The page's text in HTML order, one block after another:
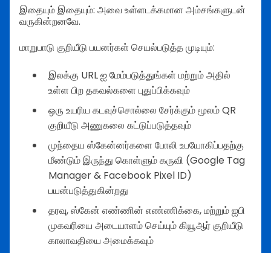
இதையும் இதையும்: அவை உள்ளடக்கமான அம்சங்களுடன்
வருகின்றனவே.
மாறுபாடு குறியீடு பயனர்கள் செயல்படுத்த முடியும்:
இலக்கு URL ஐ மேம்படுத்துங்கள் மற்றும் அதில்
உள்ள பிற தகவல்களை புதுப்பிக்கவும்
ஒரு உயரிய கடவுச்சொல்லை சேர்க்கும் மூலம் QR
குறியீடு அணுகலை கட்டுப்படுத்தவும்
முந்தைய ஸ்கேன்னர்களை போலி உபயோகிப்பதற்கு
மீண்டும் இருந்து கொள்ளும் கருவி (Google Tag
Manager & Facebook Pixel ID)
பயன்படுத்துகின்றது
தரவு, ஸ்கேன் எண்ணின் எண்ணிக்கை, மற்றும் ஐபி
முகவரியை அடையாளம் செய்யும் கியூஆர் குறியீடு
காலாவதியை அமைக்கவும்